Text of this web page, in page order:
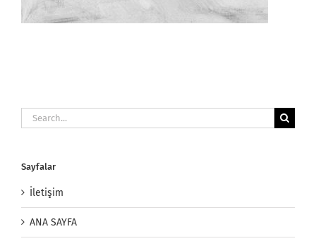
Search
for:
Sayfalar
İletişim
ANA SAYFA